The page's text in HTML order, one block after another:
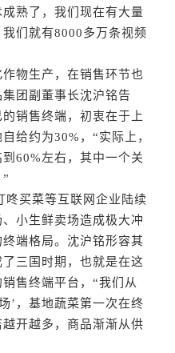
熟了，我们现在有大量
们就有8000多万条视频
物生产，在销售环节也
团副董事长沈沪铭告
销售终端，初衷在于上
给约为30%，“实际上，
60%左右，其中一个关
买菜等互联网企业陆续
小生鲜卖场造成极大冲
端格局。沈沪铭形容其
三国时期，也就是在这
售终端平台，“我们从
’，基地蔬菜第一次在终
开越多，商品渐渐从供